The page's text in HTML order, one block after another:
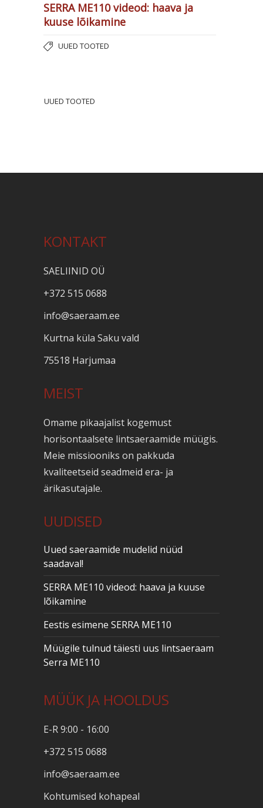
SERRA ME110 videod: haava ja
kuuse lõikamine
UUED TOOTED
UUED TOOTED
KONTAKT
SAELIINID OÜ
+372 515 0688
info@saeraam.ee
Kurtna küla Saku vald
75518 Harjumaa
MEIST
Omame pikaajalist kogemust
horisontaalsete lintsaeraamide müügis.
Meie missiooniks on pakkuda
kvaliteetseid seadmeid era- ja
ärikasutajale.
UUDISED
Uued saeraamide mudelid nüüd
saadaval!
SERRA ME110 videod: haava ja kuuse
lõikamine
Eestis esimene SERRA ME110
Müügile tulnud täiesti uus lintsaeraam
Serra ME110
MÜÜK JA HOOLDUS
E-R 9:00 - 16:00
+372 515 0688
info@saeraam.ee
Kohtumised kohapeal